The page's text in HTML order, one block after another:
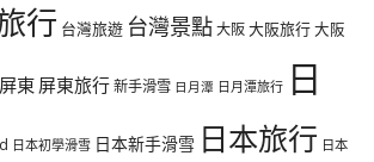
行 台灣旅遊 台灣景點大阪大阪旅行大阪
屏東 屏東旅行新手滑雪 日月潭 日月潭旅行 日
日本初學滑雪 日本新手滑雪 日本旅行 日本